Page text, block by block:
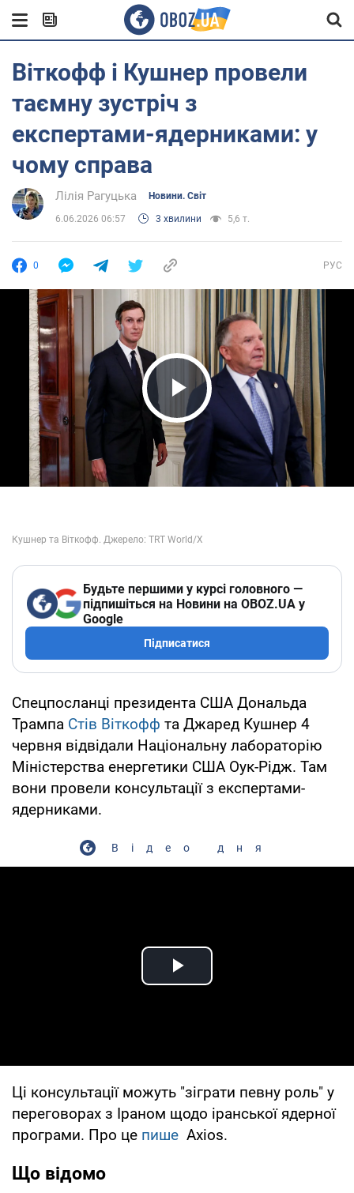
Віткофф і Кушнер провели
таємну зустріч з
експертами-ядерниками: у
чому справа
Лілія Рагуцька Новини. Світ
6.06.2026 06:57 3 хвилини 5,6 т.
0 РУС
Play Video
Будьте першими у курсі головного —
підпишіться на Новини на OBOZ.UA у
Google
Підписатися
Спецпосланці президента США Дональда
Трампа Стів Віткофф та Джаред Кушнер 4
червня відвідали Національну лабораторію
Міністерства енергетики США Оук-Рідж. Там
вони провели консультації з експертами-
ядерниками.
Відео дня
Play Video
Ці консультації можуть "зіграти певну роль" у
переговорах з Іраном щодо іранської ядерної
програми. Про це пише Axios.
Що відомо